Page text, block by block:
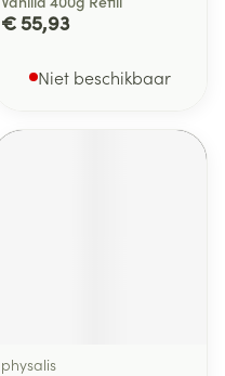
€ 55,93
Niet beschikbaar
physalis